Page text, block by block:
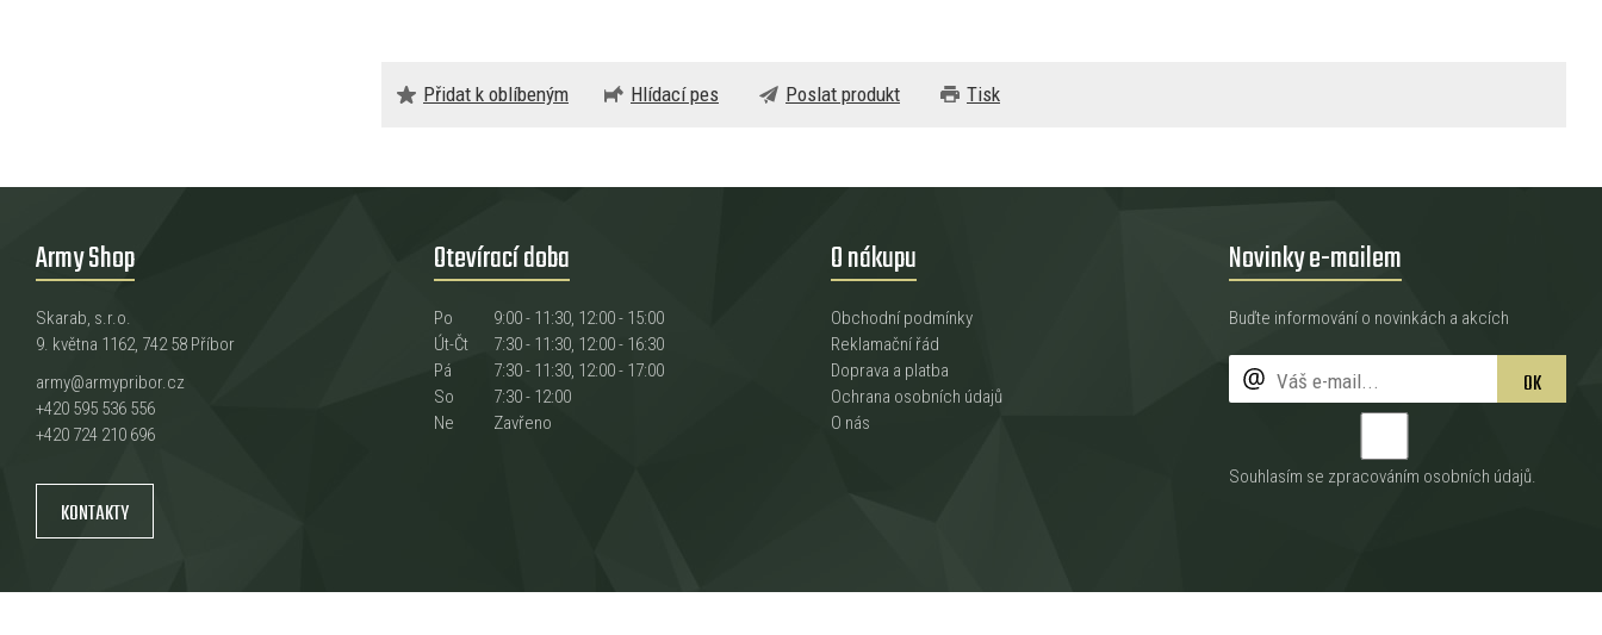
Přidat k oblíbeným Hlídací pes Poslat produkt Tisk
Army Shop
Skarab, s.r.o.
9. května 1162, 742 58 Příbor
army@armypribor.cz
+420 595 536 556
+420 724 210 696
KONTAKTY
Otevírací doba
Po
9:00 - 11:30, 12:00 - 15:00
Út-Čt
7:30 - 11:30, 12:00 - 16:30
Pá
7:30 - 11:30, 12:00 - 17:00
So
7:30 - 12:00
Ne
Zavřeno
O nákupu
Obchodní podmínky
Reklamační řád
Doprava a platba
Ochrana osobních údajů
O nás
Novinky e-mailem
Buďte informování o novinkách a akcích
OK
Souhlasím se zpracováním osobních údajů.